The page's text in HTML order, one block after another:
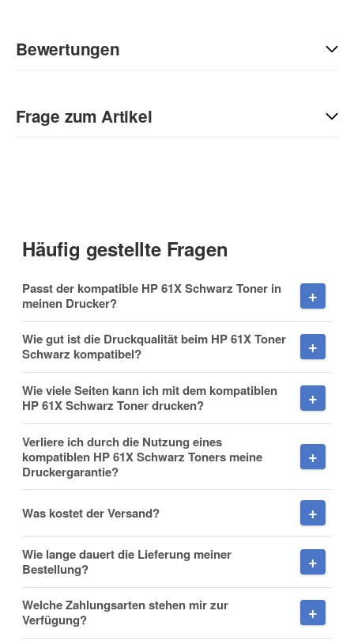
Bewertungen
Sie Anderen bei der Kaufentscheidung:
Frage zum Artikel
Nachname
Firma
E-Mail
Telefon
Häufig gestellte Fragen
Passt der kompatible HP 61X Schwarz Toner in
meinen Drucker?
Wie gut ist die Druckqualität beim HP 61X Toner
Schwarz kompatibel?
Wie viele Seiten kann ich mit dem kompatiblen
HP 61X Schwarz Toner drucken?
Verliere ich durch die Nutzung eines
kompatiblen HP 61X Schwarz Toners meine
Druckergarantie?
Was kostet der Versand?
Wie lange dauert die Lieferung meiner
Bestellung?
Welche Zahlungsarten stehen mir zur
Verfügung?